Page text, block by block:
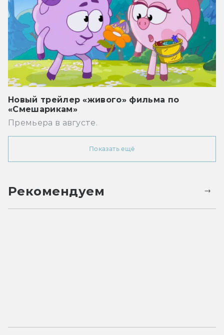
Новый трейлер «живого» фильма по
«Смешарикам»
Премьера в августе.
Показать ещё
Рекомендуем